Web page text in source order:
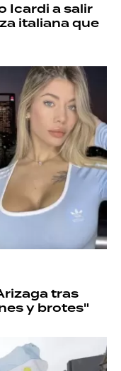
Icardi a salir
italiana que
tras
y brotes"